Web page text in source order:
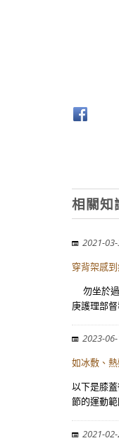
相關知
2021-
穿背架感
勿坐於過
庚護理部
2023-
如冰敷、
以下是膝
節的運動
2021-